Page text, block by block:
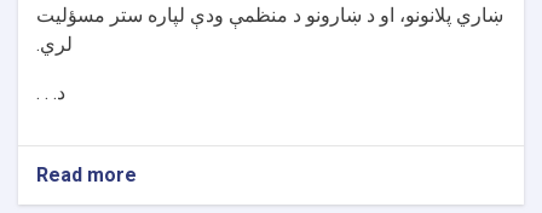
ښاري پلانونو، او د ښارونو د منظمې ودې لپاره ستر مسؤلیت
لري.
د. . .
Read more
د